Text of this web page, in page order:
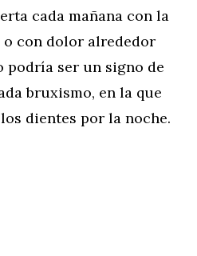
cada mañana con la
con dolor alrededor
podría ser un signo de
bruxismo, en la que
dientes por la noche.